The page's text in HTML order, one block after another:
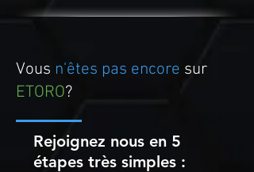
Vous n'êtes pas encore sur
ETORO?
Rejoignez nous en 5
étapes très simples :